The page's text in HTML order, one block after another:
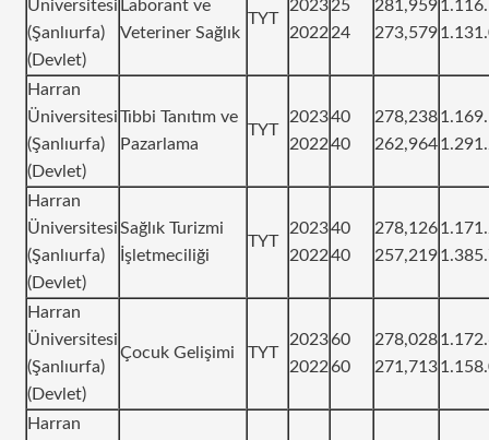
Üniversitesi
(Şanlıurfa)
(Devlet)
Laborant ve
Veteriner Sağlık
TYT
2023
2022
25
24
281,959
273,579
Harran
Üniversitesi
(Şanlıurfa)
(Devlet)
Tıbbi Tanıtım ve
Pazarlama
TYT
2023
2022
40
40
278,238
262,964
Harran
Üniversitesi
(Şanlıurfa)
(Devlet)
Sağlık Turizmi
İşletmeciliği
TYT
2023
2022
40
40
278,126
257,219
Harran
Üniversitesi
(Şanlıurfa)
(Devlet)
Çocuk Gelişimi TYT
2023
2022
60
60
278,028
271,713
Harran